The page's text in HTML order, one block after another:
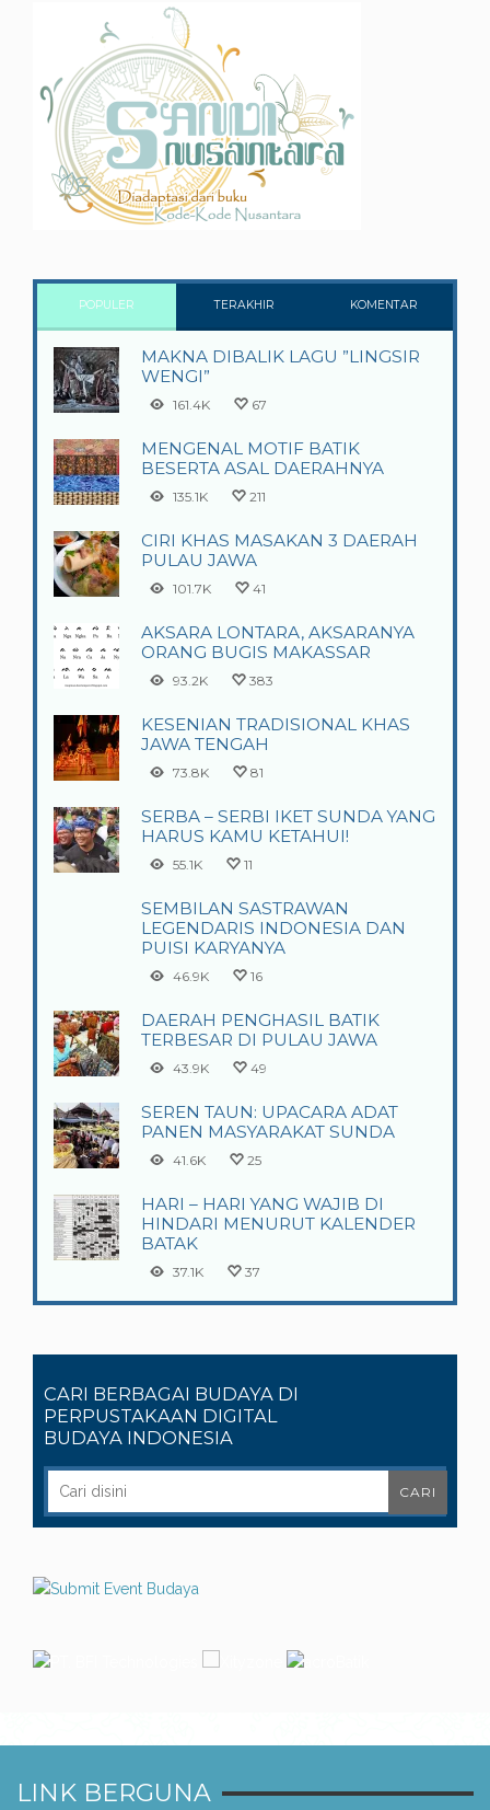
POPULER TERAKHIR KOMENTAR
MAKNA DIBALIK LAGU ”LINGSIR
WENGI”
161.4K 67
MENGENAL MOTIF BATIK
BESERTA ASAL DAERAHNYA
135.1K 211
CIRI KHAS MASAKAN 3 DAERAH
PULAU JAWA
101.7K 41
AKSARA LONTARA, AKSARANYA
ORANG BUGIS MAKASSAR
93.2K 383
KESENIAN TRADISIONAL KHAS
JAWA TENGAH
73.8K 81
SERBA – SERBI IKET SUNDA YANG
HARUS KAMU KETAHUI!
55.1K 11
SEMBILAN SASTRAWAN
LEGENDARIS INDONESIA DAN
PUISI KARYANYA
46.9K 16
DAERAH PENGHASIL BATIK
TERBESAR DI PULAU JAWA
43.9K 49
SEREN TAUN: UPACARA ADAT
PANEN MASYARAKAT SUNDA
41.6K 25
HARI – HARI YANG WAJIB DI
HINDARI MENURUT KALENDER
BATAK
37.1K 37
CARI BERBAGAI BUDAYA DI
PERPUSTAKAAN DIGITAL
BUDAYA INDONESIA
LINK BERGUNA